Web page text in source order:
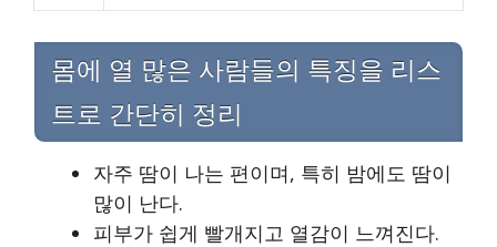
몸에 열 많은 사람들의 특징을 리스
트로 간단히 정리
자주 땀이 나는 편이며, 특히 밤에도 땀이
많이 난다.
피부가 쉽게 빨개지고 열감이 느껴진다.